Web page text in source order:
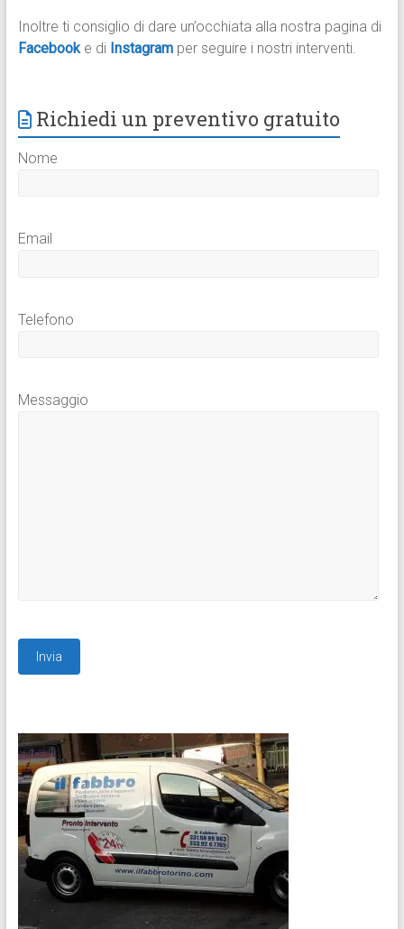
Inoltre ti consiglio di dare un’occhiata alla nostra pagina di
Facebook e di Instagram per seguire i nostri interventi.
Richiedi un preventivo gratuito
Nome
Email
Telefono
Messaggio